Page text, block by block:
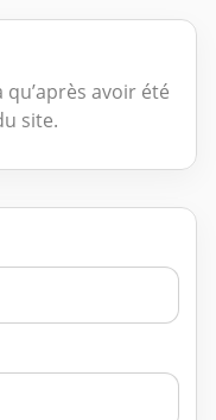
avoir été
site.